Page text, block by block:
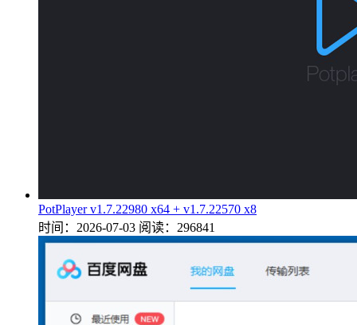
PotPlayer v1.7.22980 x64 + v1.7.22570 x8
时间：2026-07-03 阅读：296841